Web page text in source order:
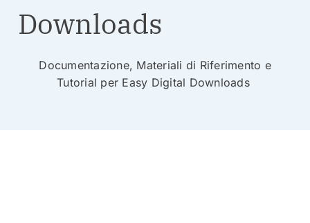
Downloads
Documentazione, Materiali di Riferimento e
Tutorial per Easy Digital Downloads